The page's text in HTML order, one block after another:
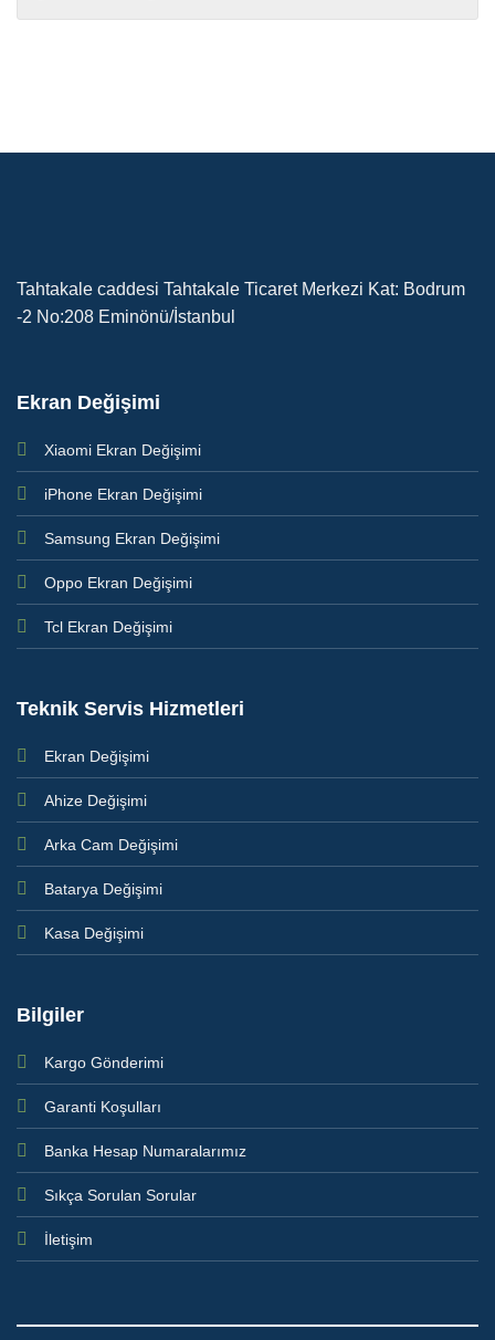
Tahtakale caddesi Tahtakale Ticaret Merkezi Kat: Bodrum
-2 No:208 Eminönü/İstanbul
Ekran Değişimi
Xiaomi Ekran Değişimi
iPhone Ekran Değişimi
Samsung Ekran Değişimi
Oppo Ekran Değişimi
Tcl Ekran Değişimi
Teknik Servis Hizmetleri
Ekran Değişimi
Ahize Değişimi
Arka Cam Değişimi
Batarya Değişimi
Kasa Değişimi
Bilgiler
Kargo Gönderimi
Garanti Koşulları
Banka Hesap Numaralarımız
Sıkça Sorulan Sorular
İletişim